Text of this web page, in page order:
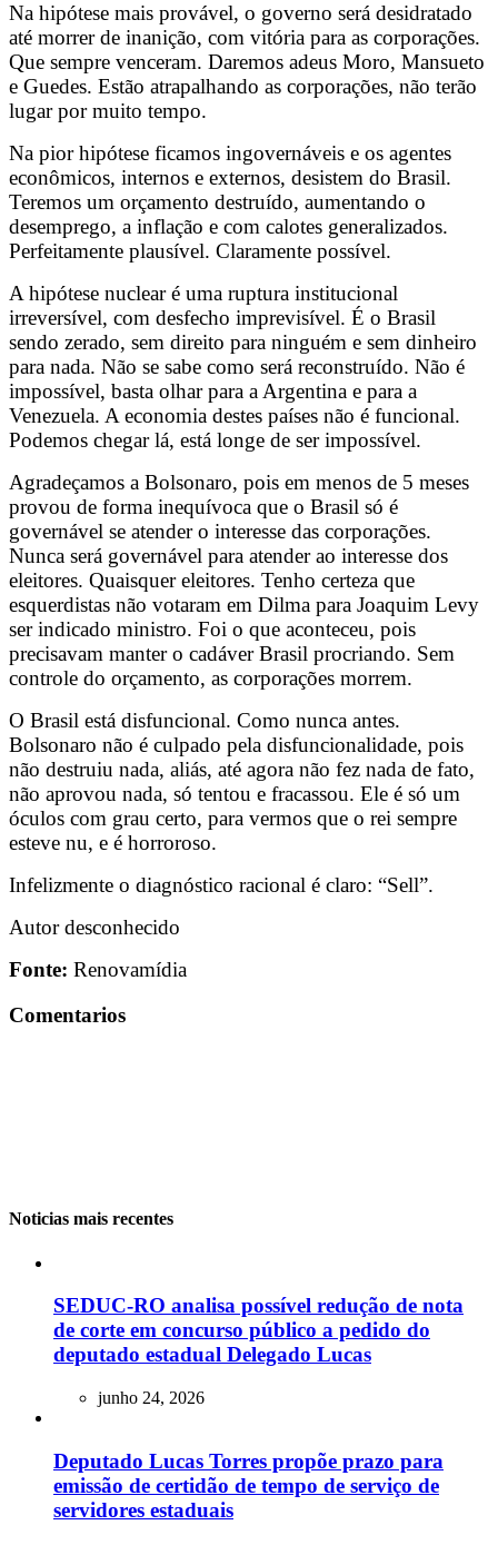
Na hipótese mais provável, o governo será desidratado
até morrer de inanição, com vitória para as corporações.
Que sempre venceram. Daremos adeus Moro, Mansueto
e Guedes. Estão atrapalhando as corporações, não terão
lugar por muito tempo.
Na pior hipótese ficamos ingovernáveis e os agentes
econômicos, internos e externos, desistem do Brasil.
Teremos um orçamento destruído, aumentando o
desemprego, a inflação e com calotes generalizados.
Perfeitamente plausível. Claramente possível.
A hipótese nuclear é uma ruptura institucional
irreversível, com desfecho imprevisível. É o Brasil
sendo zerado, sem direito para ninguém e sem dinheiro
para nada. Não se sabe como será reconstruído. Não é
impossível, basta olhar para a Argentina e para a
Venezuela. A economia destes países não é funcional.
Podemos chegar lá, está longe de ser impossível.
Agradeçamos a Bolsonaro, pois em menos de 5 meses
provou de forma inequívoca que o Brasil só é
governável se atender o interesse das corporações.
Nunca será governável para atender ao interesse dos
eleitores. Quaisquer eleitores. Tenho certeza que
esquerdistas não votaram em Dilma para Joaquim Levy
ser indicado ministro. Foi o que aconteceu, pois
precisavam manter o cadáver Brasil procriando. Sem
controle do orçamento, as corporações morrem.
O Brasil está disfuncional. Como nunca antes.
Bolsonaro não é culpado pela disfuncionalidade, pois
não destruiu nada, aliás, até agora não fez nada de fato,
não aprovou nada, só tentou e fracassou. Ele é só um
óculos com grau certo, para vermos que o rei sempre
esteve nu, e é horroroso.
Infelizmente o diagnóstico racional é claro: “Sell”.
Autor desconhecido
Fonte: Renovamídia
Comentarios
Noticias mais recentes
SEDUC-RO analisa possível redução de nota
de corte em concurso público a pedido do
deputado estadual Delegado Lucas
junho 24, 2026
Deputado Lucas Torres propõe prazo para
emissão de certidão de tempo de serviço de
servidores estaduais